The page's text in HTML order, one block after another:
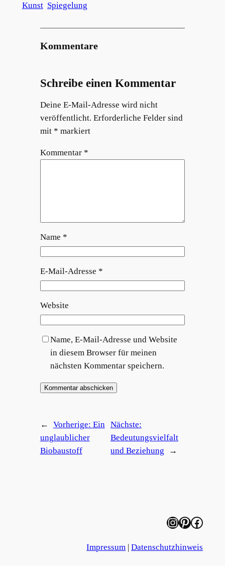
Kunst Spiegelung
Kommentare
Schreibe einen Kommentar
Deine E-Mail-Adresse wird nicht
veröffentlicht. Erforderliche Felder sind
mit * markiert
Kommentar *
Name *
E-Mail-Adresse *
Website
Name, E-Mail-Adresse und Website
in diesem Browser für meinen
nächsten Kommentar speichern.
← Vorherige: Ein
unglaublicher
Biobaustoff
Nächste:
Bedeutungsvielfalt
und Beziehung
→
InstagramPinterest Facebook
Impressum |Datenschutzhinweis